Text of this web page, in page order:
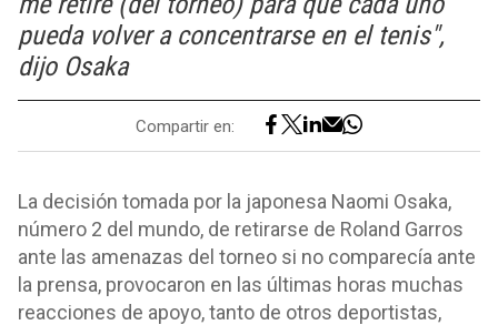
pueda volver a concentrarse en el tenis",
dijo Osaka
Compartir en:
La decisión tomada por la japonesa Naomi Osaka,
número 2 del mundo, de retirarse de Roland Garros
ante las amenazas del torneo si no comparecía ante
la prensa, provocaron en las últimas horas muchas
reacciones de apoyo, tanto de otros deportistas,